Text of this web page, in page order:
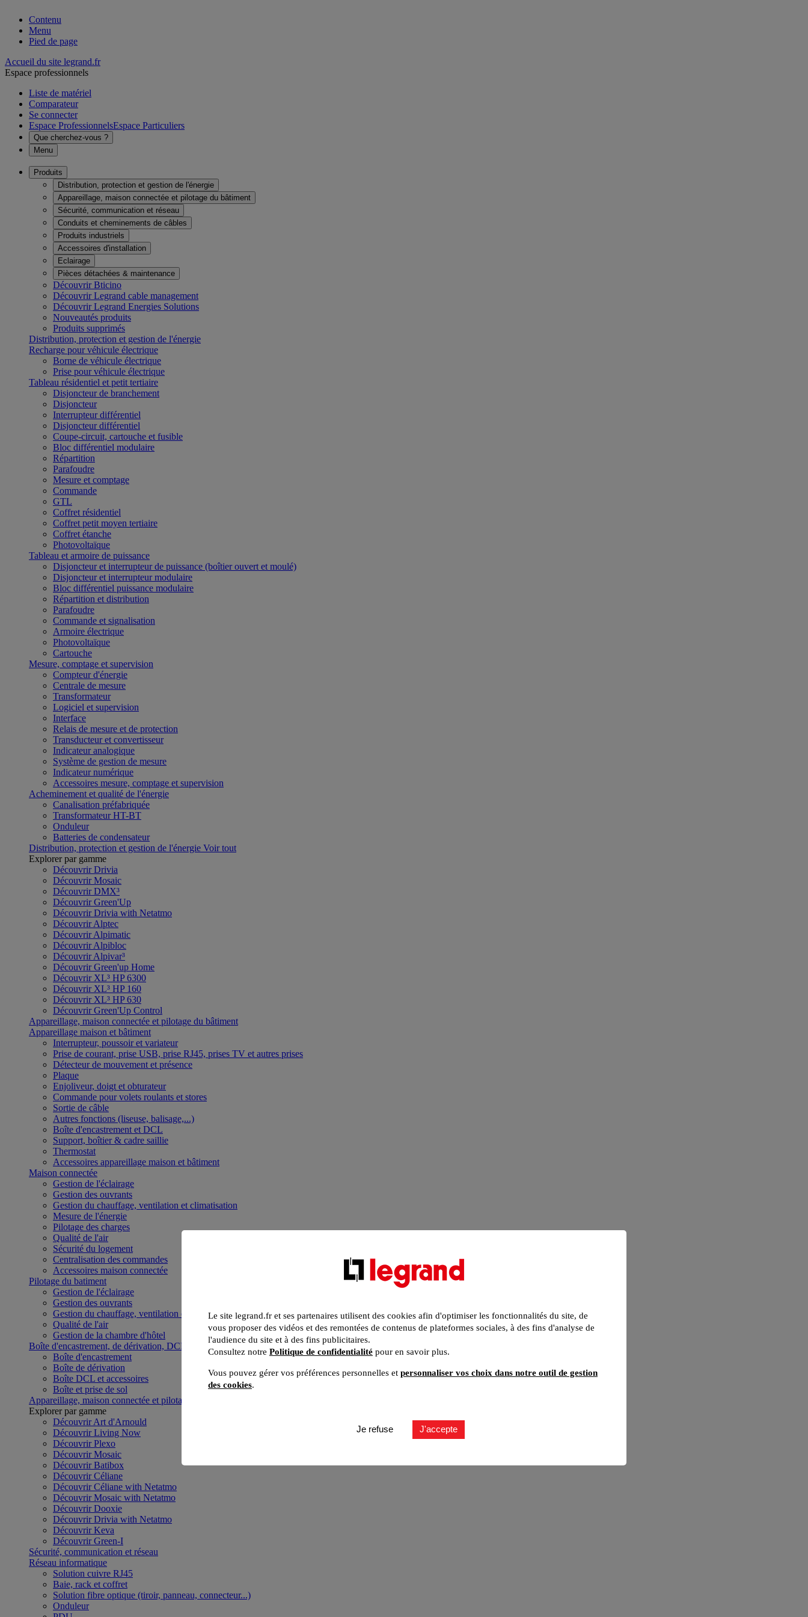
Contenu
Menu
Pied de page
Accueil du site legrand.fr
Espace professionnels
Liste de matériel
Comparateur
Se connecter
Espace ProfessionnelsEspace Particuliers
Que cherchez-vous ?
Menu
Produits
Distribution, protection et gestion de l'énergie
Appareillage, maison connectée et pilotage du bâtiment
Sécurité, communication et réseau
Conduits et cheminements de câbles
Produits industriels
Accessoires d'installation
Eclairage
Pièces détachées & maintenance
Découvrir Bticino
Découvrir Legrand cable management
Découvrir Legrand Energies Solutions
Nouveautés produits
Produits supprimés
Distribution, protection et gestion de l'énergie
Recharge pour véhicule électrique
Borne de véhicule électrique
Prise pour véhicule électrique
Tableau résidentiel et petit tertiaire
Disjoncteur de branchement
Disjoncteur
Interrupteur différentiel
Disjoncteur différentiel
Coupe-circuit, cartouche et fusible
Bloc différentiel modulaire
Répartition
Parafoudre
Mesure et comptage
Commande
GTL
Coffret résidentiel
Coffret petit moyen tertiaire
Coffret étanche
Photovoltaïque
Tableau et armoire de puissance
Disjoncteur et interrupteur de puissance (boîtier ouvert et moulé)
Disjoncteur et interrupteur modulaire
Bloc différentiel puissance modulaire
Répartition et distribution
Parafoudre
Commande et signalisation
Armoire électrique
Photovoltaïque
Cartouche
Mesure, comptage et supervision
Compteur d'énergie
Centrale de mesure
Transformateur
Logiciel et supervision
Interface
Relais de mesure et de protection
Transducteur et convertisseur
Indicateur analogique
Système de gestion de mesure
Indicateur numérique
Accessoires mesure, comptage et supervision
Acheminement et qualité de l'énergie
Canalisation préfabriquée
Transformateur HT-BT
Onduleur
Batteries de condensateur
Distribution, protection et gestion de l'énergie Voir tout
Explorer par gamme
Découvrir Drivia
Découvrir Mosaic
Découvrir DMX³
Découvrir Green'Up
Découvrir Drivia with Netatmo
Découvrir Alptec
Découvrir Alpimatic
Découvrir Alpibloc
Découvrir Alpivar³
Découvrir Green'up Home
Découvrir XL³ HP 6300
Découvrir XL³ HP 160
Découvrir XL³ HP 630
Découvrir Green'Up Control
Appareillage, maison connectée et pilotage du bâtiment
Appareillage maison et bâtiment
Interrupteur, poussoir et variateur
Prise de courant, prise USB, prise RJ45, prises TV et autres prises
Détecteur de mouvement et présence
Plaque
Enjoliveur, doigt et obturateur
Commande pour volets roulants et stores
Sortie de câble
Autres fonctions (liseuse, balisage,...)
Boîte d'encastrement et DCL
Support, boîtier & cadre saillie
Thermostat
Accessoires appareillage maison et bâtiment
Maison connectée
Gestion de l'éclairage
Gestion des ouvrants
Gestion du chauffage, ventilation et climatisation
Mesure de l'énergie
Pilotage des charges
Qualité de l'air
Sécurité du logement
Centralisation des commandes
Accessoires maison connectée
Pilotage du batiment
Gestion de l'éclairage
Gestion des ouvrants
Gestion du chauffage, ventilation et climatisation
Qualité de l'air
Gestion de la chambre d'hôtel
Boîte d'encastrement, de dérivation, DCL et boîte de sol
Boîte d'encastrement
Boîte de dérivation
Boîte DCL et accessoires
Boîte et prise de sol
Appareillage, maison connectée et pilotage du bâtiment
Explorer par gamme
Découvrir Art d'Arnould
Découvrir Living Now
Découvrir Plexo
Découvrir Mosaic
Découvrir Batibox
Découvrir Céliane
Découvrir Céliane with Netatmo
Découvrir Mosaic with Netatmo
Découvrir Dooxie
Découvrir Drivia with Netatmo
Découvrir Keva
Découvrir Green-I
Sécurité, communication et réseau
Réseau informatique
Solution cuivre RJ45
Baie, rack et coffret
Solution fibre optique (tiroir, panneau, connecteur...)
Onduleur
Le site legrand.fr et ses partenaires utilisent des cookies afin d'optimiser les fonctionnalités du site, de
vous proposer des vidéos et des remontées de contenus de plateformes sociales, à des fins d'analyse de
l'audience du site et à des fins publicitaires.
Consultez notre Politique de confidentialité pour en savoir plus.
Vous pouvez gérer vos préférences personnelles et personnaliser vos choix dans notre outil de gestion
des cookies.
Je refuse J'accepte